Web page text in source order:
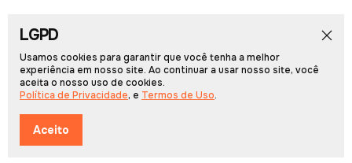
Início
Cadernos EspeciaisRádio PCN
Portal Arcos © 2026, Todos os direitos reservados.
Desenvolvido por
Política de Privacidade
LGPD
Usamos cookies para garantir que você tenha a melhor
experiência em nosso site. Ao continuar a usar nosso site, você
aceita o nosso uso de cookies.
Política de Privacidade, e Termos de Uso.
Aceito